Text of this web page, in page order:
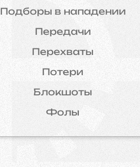
Подборы в нападении
Передачи
Перехваты
Потери
Блокшоты
Фолы